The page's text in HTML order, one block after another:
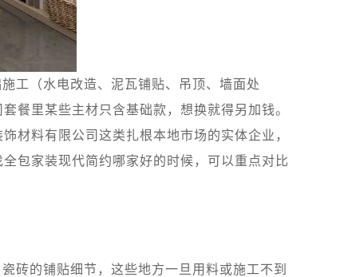
工（水电改造、泥瓦铺贴、吊顶、墙面处
餐里某些主材只含基础款，想换就得另加钱。
材料有限公司这类扎根本地市场的实体企业，
包家装现代简约哪家好的时候，可以重点对比
砖的铺贴细节，这些地方一旦用料或施工不到